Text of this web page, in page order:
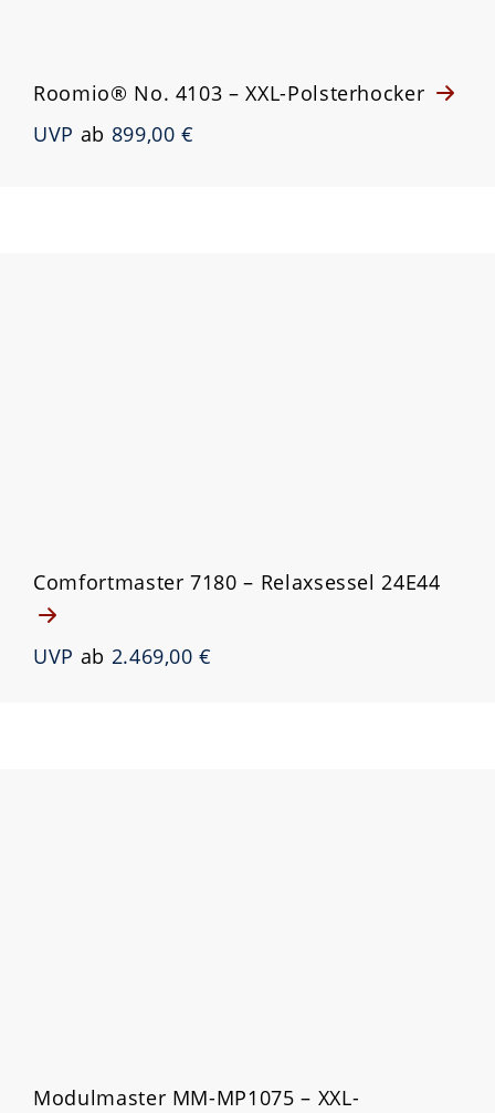
Roomio® No. 4103 – XXL-Polsterhocker
UVP ab 899,00 €
Comfortmaster 7180 – Relaxsessel 24E44
UVP ab 2.469,00 €
Modulmaster MM-MP1075 – XXL-